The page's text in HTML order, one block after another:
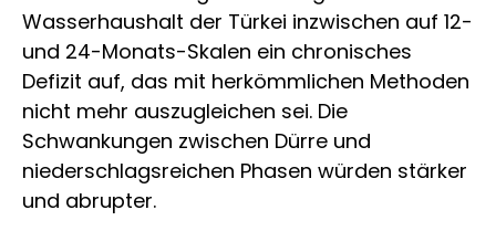
Wasserhaushalt der Türkei inzwischen auf 12-
und 24-Monats-Skalen ein chronisches
Defizit auf, das mit herkömmlichen Methoden
nicht mehr auszugleichen sei. Die
Schwankungen zwischen Dürre und
niederschlagsreichen Phasen würden stärker
und abrupter.